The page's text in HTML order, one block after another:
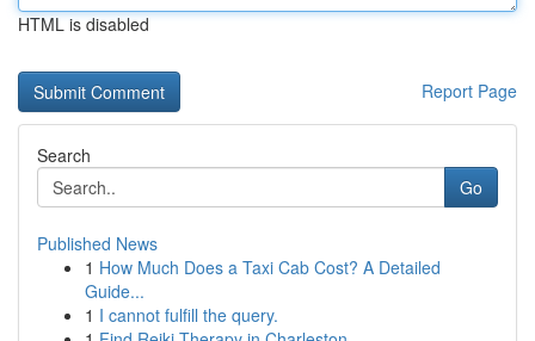
HTML is disabled
Report Page
Search
Go
Published News
1 How Much Does a Taxi Cab Cost? A Detailed
Guide...
1 I cannot fulfill the query.